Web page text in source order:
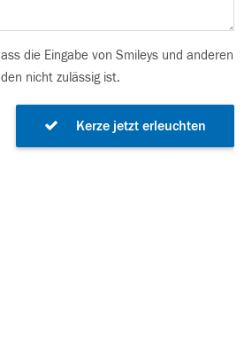
die Eingabe von Smileys und anderen
nicht zulässig ist.
Kerze jetzt erleuchten